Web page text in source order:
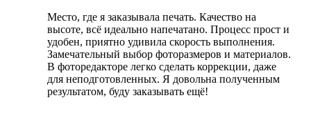
Место, где я заказывала печать. Качество на
высоте, всё идеально напечатано. Процесс прост и
удобен, приятно удивила скорость выполнения.
Замечательный выбор фоторазмеров и материалов.
В фоторедакторе легко сделать коррекции, даже
для неподготовленных. Я довольна полученным
результатом, буду заказывать ещё!